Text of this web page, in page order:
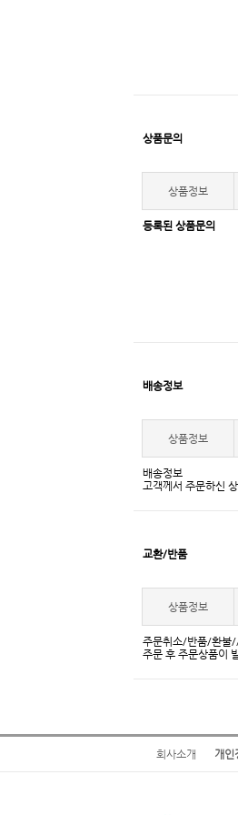
상품문의
상품정보
등록된 상품문의
배송정보
상품정보
배송정보
고객께서 주문하신
교환/반품
상품정보
주문취소/반품/환불/
주문 후 주문상품이
회사소개 개인